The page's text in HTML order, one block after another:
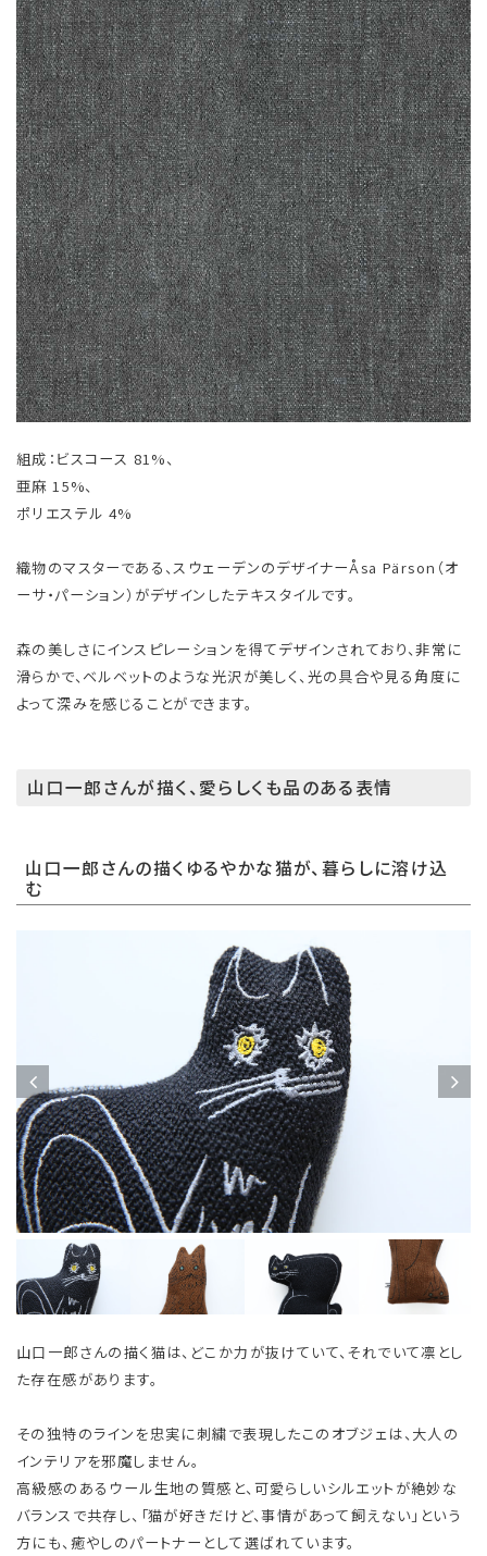
組成：ビスコース 81%、
亜麻 15%、
ポリエステル 4%
織物のマスターである、スウェーデンのデザイナーÅsa Pärson（オ
ーサ・パーション）がデザインしたテキスタイルです。
森の美しさにインスピレーションを得てデザインされており、非常に
滑らかで、ベルベットのような光沢が美しく、光の具合や見る角度に
よって深みを感じることができます。
山口一郎さんが描く、愛らしくも品のある表情
山口一郎さんの描くゆるやかな猫が、暮らしに溶け込
む
山口一郎さんの描く猫は、どこか力が抜けていて、それでいて凛とし
た存在感があります。
その独特のラインを忠実に刺繍で表現したこのオブジェは、大人の
インテリアを邪魔しません。
高級感のあるウール生地の質感と、可愛らしいシルエットが絶妙な
バランスで共存し、「猫が好きだけど、事情があって飼えない」という
方にも、癒やしのパートナーとして選ばれています。